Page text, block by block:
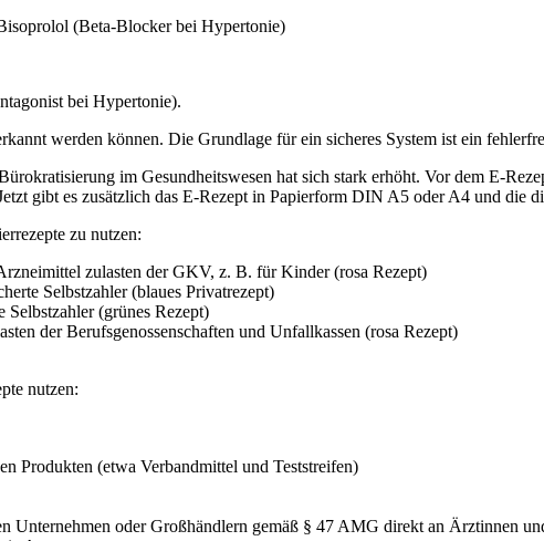
(Beta-Blocker bei Hypertonie)
bei Hypertonie).
werden können. Die Grundlage für ein sicheres System ist ein
im Gesundheitswesen hat sich stark erhöht. Vor dem E-
gibt es zusätzlich das E-Rezept in Papierform DIN A5 oder A4 und die
zu nutzen:
zulasten der GKV, z. B. für Kinder (rosa Rezept)
Selbstzahler (blaues Privatrezept)
(grünes Rezept)
der Berufsgenossenschaften und Unfallkassen (rosa Rezept)
nutzen:
Produkten (etwa Verbandmittel und Teststreifen)
Unternehmen oder Großhändlern gemäß § 47 AMG direkt an Ärztinnen